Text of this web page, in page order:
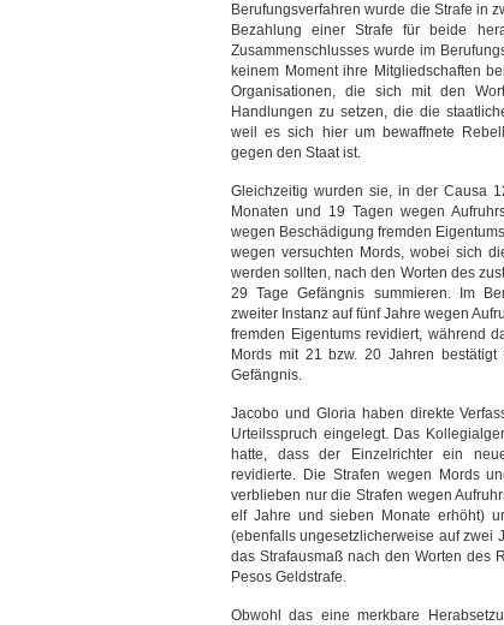
Berufungsverfahren wurde die Strafe in
Bezahlung einer Strafe für beide
Zusammenschlusses wurde im
keinem Moment ihre Mitgliedschaften
Organisationen, die sich mit den
Handlungen zu setzen, die die
weil es sich hier um bewaffnete
gegen den Staat ist.
Gleichzeitig wurden sie, in der Causa
Monaten und 19 Tagen wegen
wegen Beschädigung fremden
wegen versuchten Mords, wobei sich
werden sollten, nach den Worten des
29 Tage Gefängnis summieren. Im
zweiter Instanz auf fünf Jahre wegen
fremden Eigentums revidiert, während
Mords mit 21 bzw. 20 Jahren
Gefängnis.
Jacobo und Gloria haben direkte
Urteilsspruch eingelegt. Das
hatte, dass der Einzelrichter ein
revidierte. Die Strafen wegen Mords
verblieben nur die Strafen wegen
elf Jahre und sieben Monate erhöht)
(ebenfalls ungesetzlicherweise auf zwei
das Strafausmaß nach den Worten des
Pesos Geldstrafe.
Obwohl das eine merkbare